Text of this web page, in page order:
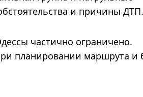
и причины ДТП.
частично ограничено.
планировании маршрута и